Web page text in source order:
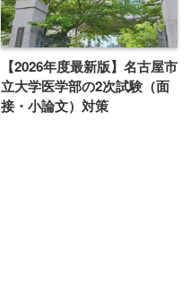
【2026年度最新版】名古屋市
立大学医学部の2次試験（面
接・小論文）対策